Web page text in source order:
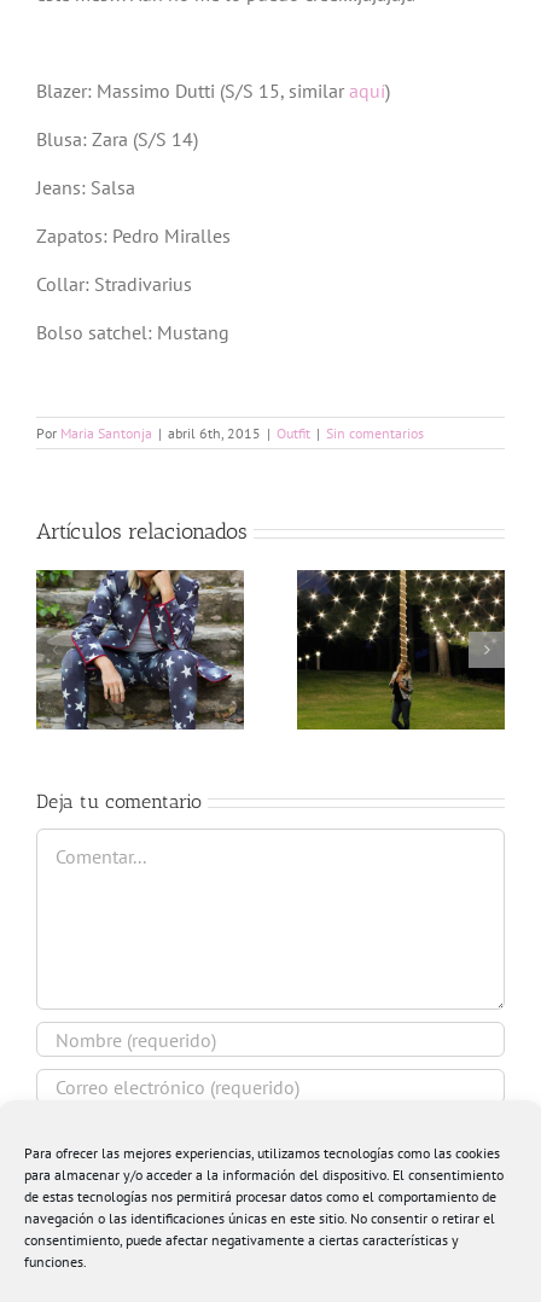
Para ofrecer las mejores experiencias, utilizamos tecnologías como las cookies
para almacenar y/o acceder a la información del dispositivo. El consentimiento
de estas tecnologías nos permitirá procesar datos como el comportamiento de
navegación o las identificaciones únicas en este sitio. No consentir o retirar el
consentimiento, puede afectar negativamente a ciertas características y
funciones.
Blazer: Massimo Dutti (S/S 15, similar aquí)
Blusa: Zara (S/S 14)
Jeans: Salsa
Zapatos: Pedro Miralles
Collar: Stradivarius
Bolso satchel: Mustang
Por Maria Santonja | abril 6th, 2015 | Outfit | Sin comentarios
Artículos relacionados
My Special
Metal biker
jacket
Urban Look by
Gauss Moda
Deja tu comentario
Comentar
Guardar mi nombre, email y sitio web en este
navegador para la próxima vez que comente.